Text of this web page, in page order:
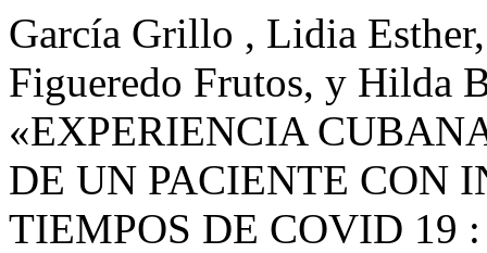
García Grillo , Lidia
Figueredo Frutos, y Hilda
«EXPERIENCIA
DE UN PACIENTE CON
TIEMPOS DE COVID 19